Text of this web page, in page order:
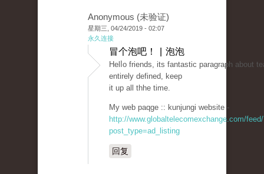
Anonymous (未验证)
星期三, 04/24/2019 - 02:07
永久连接
冒个泡吧！ | 泡泡
Helⅼo friends, its fantastic paragraph about
entirely defined, keep
it up all thhe time.
My web paqge :: kunjungi website -
http://www.globaltelecomexchange.com/
post_type=ad_listing
回复